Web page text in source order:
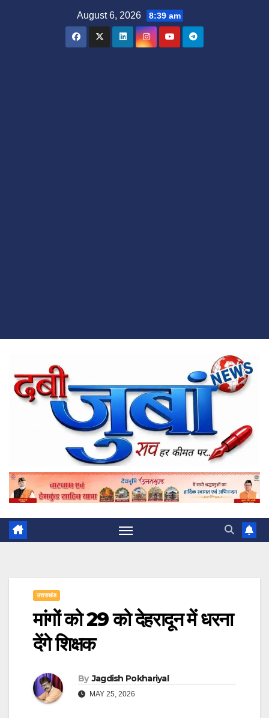
August 6, 2026 8:39 am
उत्तराखंड
मांगों को 29 को देहरादून में धरना
देंगे शिक्षक
By Jagdish Pokhariyal
MAY 25, 2026